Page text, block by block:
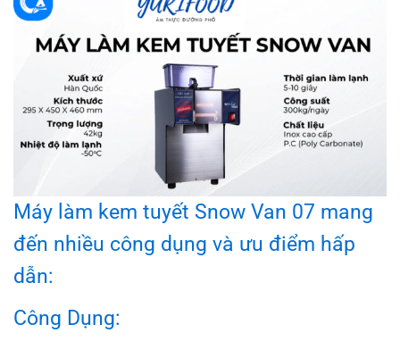
Máy làm kem tuyết Snow Van 07 mang
đến nhiều công dụng và ưu điểm hấp
dẫn:
Công Dụng: